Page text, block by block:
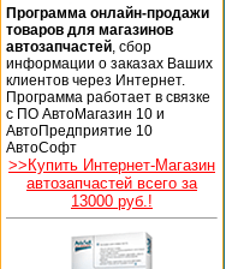
Программа онлайн-продажи
товаров для магазинов
автозапчастей , сбор
информации о заказах Ваших
клиентов через Интернет.
Программа работает в связке
с ПО АвтоМагазин 10 и
АвтоПредприятие 10
АвтоСофт
>>Купить Интернет-Магазин
автозапчастей всего за
13000 руб.!